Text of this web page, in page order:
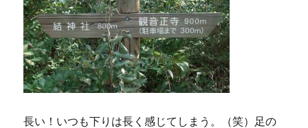
長い！いつも下りは長く感じてしまう。（笑）足の